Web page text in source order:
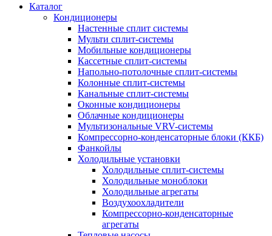
Каталог
Кондиционеры
Настенные сплит системы
Мульти сплит-системы
Мобильные кондиционеры
Кассетные сплит-системы
Напольно-потолочные сплит-системы
Колонные сплит-системы
Канальные сплит-системы
Оконные кондиционеры
Облачные кондиционеры
Мультизональные VRV-системы
Компрессорно-конденсаторные блоки (ККБ)
Фанкойлы
Холодильные установки
Холодильные сплит-системы
Холодильные моноблоки
Холодильные агрегаты
Воздухоохладители
Компрессорно-конденсаторные
агрегаты